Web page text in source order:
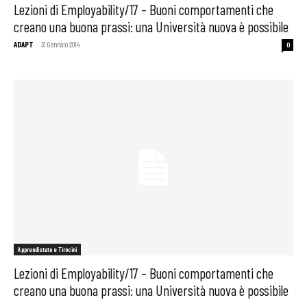
Lezioni di Employability/17 – Buoni comportamenti che
creano una buona prassi: una Università nuova è possibile
ADAPT - 31 Gennaio 2014 0
Apprendistato e Tirocini
Lezioni di Employability/17 – Buoni comportamenti che
creano una buona prassi: una Università nuova è possibile